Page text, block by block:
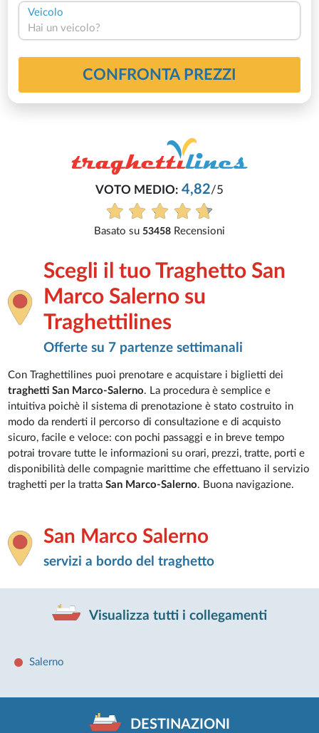
Veicolo
Hai un veicolo?
CONFRONTA PREZZI
VOTO MEDIO: 4,82/5
Basato su 53458 Recensioni
Scegli il tuo Traghetto San
Marco Salerno su
Traghettilines
Offerte su 7 partenze settimanali
Con Traghettilines puoi prenotare e acquistare i biglietti dei
traghetti San Marco-Salerno. La procedura è semplice e
intuitiva poichè il sistema di prenotazione è stato costruito in
modo da renderti il percorso di consultazione e di acquisto
sicuro, facile e veloce: con pochi passaggi e in breve tempo
potrai trovare tutte le informazioni su orari, prezzi, tratte, porti e
disponibilità delle compagnie marittime che effettuano il servizio
traghetti per la trattaSan Marco-Salerno. Buona navigazione.
San Marco Salerno
servizi a bordo del traghetto
Visualizza tutti i collegamenti
Salerno
DESTINAZIONI